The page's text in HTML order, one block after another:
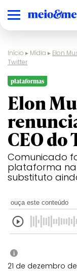
Início ▸ Mídia ▸ Elon
Twitter
plataformas
Elon
CEO
Comunicado
plataforma na
substituto
ouça este conteúdo
i
21 de dezembro